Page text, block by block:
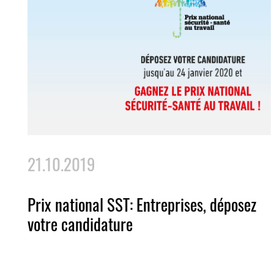
21.10.2019
Prix national SST: Entreprises, déposez
votre candidature